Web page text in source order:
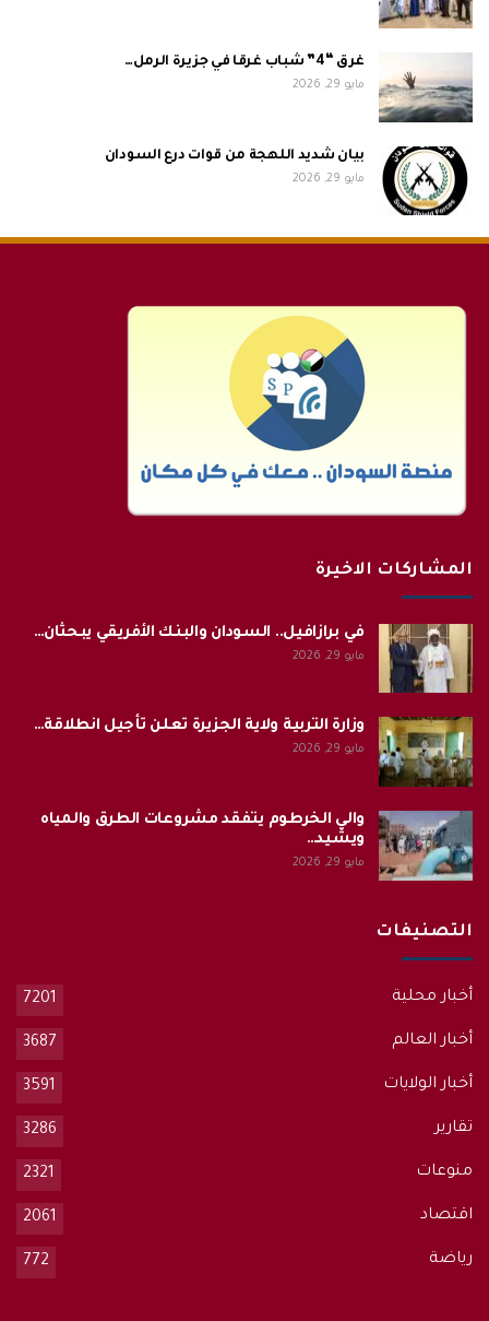
غرق “4” شباب غرقا في جزيرة الرمل…
مايو 29, 2026
بيان شديد اللهجة من قوات درع السودان
مايو 29, 2026
المشاركات الاخيرة
في برازافيل.. السودان والبنك الأفريقي يبحثان…
مايو 29, 2026
وزارة التربية ولاية الجزيرة تعلن تأجيل انطلاقة…
مايو 29, 2026
والي الخرطوم يتفقد مشروعات الطرق والمياه
ويشيد…
مايو 29, 2026
التصنيفات
أخبار محلية 7201
أخبار العالم 3687
أخبار الولايات 3591
تقارير 3286
منوعات 2321
اقتصاد 2061
رياضة 772